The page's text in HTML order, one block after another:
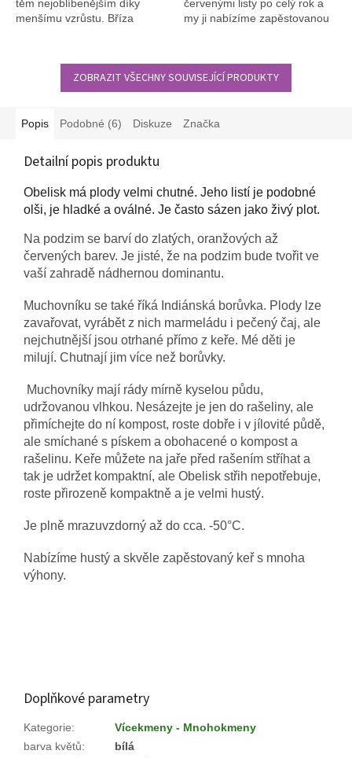
těm nejoblíbenějším díky
menšímu vzrůstu. Bříza
krásný kultivar se sněhobílým
kmenem a nižším vzrůstem.
červenými listy po celý rok a
my ji nabízíme zapěstovanou
ZOBRAZIT VŠECHNY SOUVISEJÍCÍ PRODUKTY
Popis Podobné (6) Diskuze Značka
Detailní popis produktu
Obelisk má plody velmi chutné. Jeho listí je podobné
olši, je hladké a oválné. Je často sázen jako živý plot.
Na podzim se barví do zlatých, oranžových až
červených barev. Je jisté, že na podzim bude tvořit ve
vaší zahradě nádhernou dominantu.
Muchovníku se také říká Indiánská borůvka. Plody lze
zavařovat, vyrábět z nich marmeládu i pečený čaj, ale
nejchutnější jsou otrhané přímo z keře. Mé děti je
milují. Chutnají jim více než borůvky.
Muchovníky mají rády mírně kyselou půdu,
udržovanou vlhkou. Nesázejte je jen do rašeliny, ale
přimíchejte do ní kompost, roste dobře i v jílovité půdě,
ale smíchané s pískem a obohacené o kompost a
rašelinu. Keře můžete na jaře před rašením stříhat a
tak je udržet kompaktní, ale Obelisk střih nepotřebuje,
roste přirozeně kompaktně a je velmi hustý.
Je plně mrazuvzdorný až do cca. -50°C.
Nabízíme hustý a skvěle zapěstovaný keř s mnoha
výhony.
Doplňkové parametry
Kategorie:
Vícekmeny - Mnohokmeny
barva květů:
bílá